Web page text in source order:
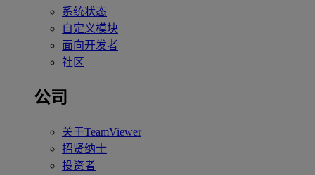
系统状态
自定义模块
面向开发者
社区
公司
关于TeamViewer
招贤纳士
投资者